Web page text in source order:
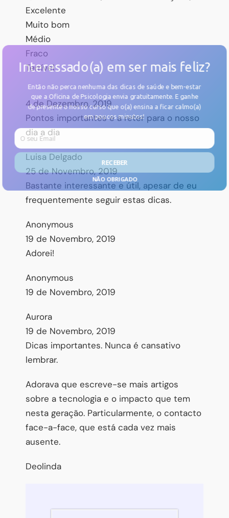
Excelente
Muito bom
Médio
Fraco
Terrível
4 de Dezembro, 2019
Pontos importantes e a reter para o nosso
dia a dia
Luisa Delgado
25 de Novembro, 2019
Bastante interessante e útil, apesar de eu
frequentemente seguir estas dicas.
Anonymous
19 de Novembro, 2019
Adorei!
Anonymous
19 de Novembro, 2019
Aurora
19 de Novembro, 2019
Dicas importantes. Nunca é cansativo
lembrar.
Adorava que escreve-se mais artigos
sobre a tecnologia e o impacto que tem
nesta geração. Particularmente, o contacto
face-a-face, que está cada vez mais
ausente.
Deolinda
RECEBER
Interessado(a) em ser mais feliz?
Então não perca nenhuma das dicas de saúde e bem-estar
que a Oficina de Psicologia envia gratuitamente. E ganhe
de presente o nosso cursoque o(a) ensina a ficar calmo(a)
em poucos minutos!
NÃO OBRIGADO